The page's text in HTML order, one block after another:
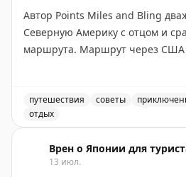
Автор Points Miles and Bling
Северную Америку с отцом и
маршрута. Маршрут через США
экономнее по топливу —
главное открытие — это не
неожиданные остановки. В
номер, а ужин превратился в
погребу. Канадский маршрут
путешествия советы
отдых
Врен о Японии для
13 июл.